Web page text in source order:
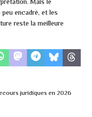
Mais le
encadré, et les
reste la meilleure
juridiques en 2026